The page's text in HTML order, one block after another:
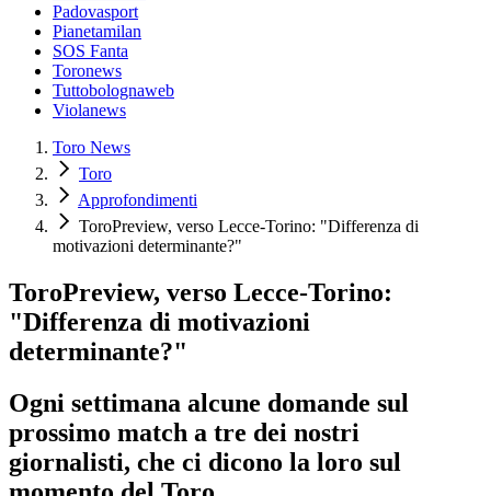
Padovasport
Pianetamilan
SOS Fanta
Toronews
Tuttobolognaweb
Violanews
Toro News
Toro
Approfondimenti
ToroPreview, verso Lecce-Torino: "Differenza di
motivazioni determinante?"
ToroPreview, verso Lecce-Torino:
"Differenza di motivazioni
determinante?"
Ogni settimana alcune domande sul
prossimo match a tre dei nostri
giornalisti, che ci dicono la loro sul